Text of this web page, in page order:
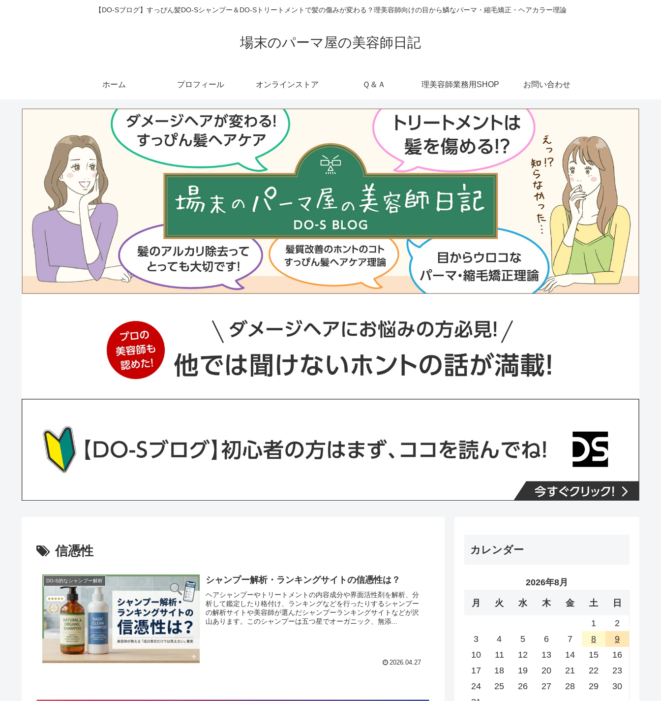
【DO-Sブログ】すっぴん髪DO-Sシャンプー＆DO-Sトリートメントで髪の傷みが変わる？理美容師向けの目から鱗なパーマ・縮毛矯正・ヘアカラー理論
場末のパーマ屋の美容師日記
ホーム プロフィール オンラインストア Ｑ＆Ａ 理美容師業務用SHOP お問い合わせ
信憑性
DO-S的なシャンプー解析 シャンプー解析・ランキングサイトの信憑性は？
ヘアシャンプーやトリートメントの内容成分や界面活性剤を解析、分
析して鑑定したり格付け、ランキングなどを行ったりするシャンプー
の解析サイトや美容師が選んだシャンプーランキングサイトなどが沢
山あります。このシャンプーは五つ星でオーガニック、無添...
2026.04.27
カレンダー
2026年8月
月 火 水 木 金 土 日
1
2
3
4 5 6 7 8
9
10
11 12 13 14 15
16
17
18 19 20 21 22
23
24
25 26 27 28 29
30